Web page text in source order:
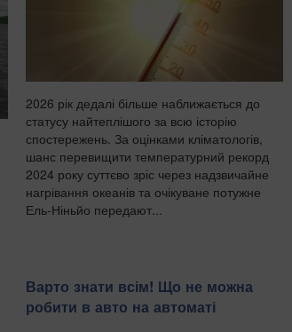
2026 рік дедалі більше наближається до
статусу найтеплішого за всю історію
спостережень. За оцінками кліматологів,
шанс перевищити температурний рекорд
2024 року суттєво зріс через надзвичайне
нагрівання океанів та очікуване потужне
Ель-Ніньйо передают...
Варто знати всім! Що не можна
робити в авто на автоматі